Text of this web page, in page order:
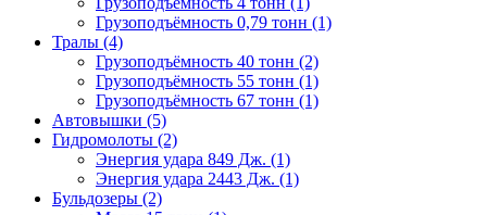
Грузоподъёмность 0,79 тонн (1)
Тралы (4)
Грузоподъёмность 40 тонн (2)
Грузоподъёмность 55 тонн (1)
Грузоподъёмность 67 тонн (1)
Автовышки (5)
Гидромолоты (2)
Энергия удара 849 Дж. (1)
Энергия удара 2443 Дж. (1)
Бульдозеры (2)